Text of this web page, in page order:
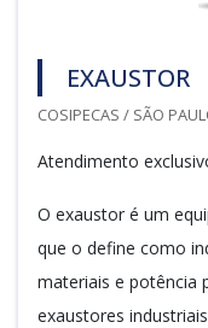
EXAUSTOR
COSIPECAS / SÃO
Atendimento
O exaustor é um
que o define como
materiais e potência
exaustores